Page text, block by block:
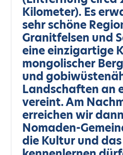
Kilometer). Es
sehr schöne
Granitfelsen und
eine einzigartige
mongolischer
und
Landschaften an
vereint. Am
erreichen wir
Nomaden-
die Kultur und